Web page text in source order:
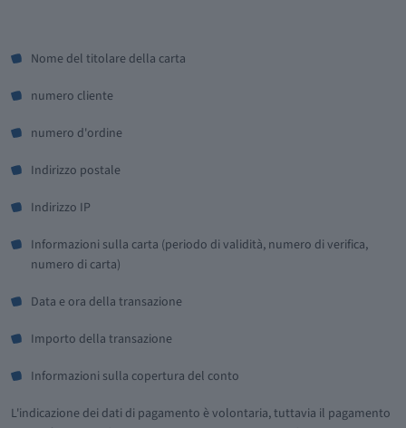
Nome del titolare della carta
numero cliente
numero d'ordine
Indirizzo postale
Indirizzo IP
Informazioni sulla carta (periodo di validità, numero di verifica,
numero di carta)
Data e ora della transazione
Importo della transazione
Informazioni sulla copertura del conto
L'indicazione dei dati di pagamento è volontaria, tuttavia il pagamento